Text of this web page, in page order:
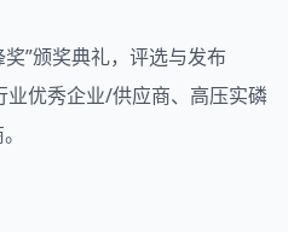
”颁奖典礼，评选与发布
业优秀企业/供应商、高压实磷